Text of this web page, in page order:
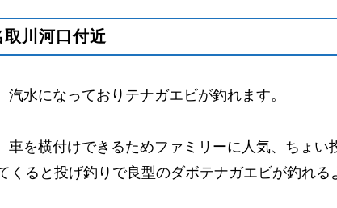
河口付近
水になっておりテナガエビが釣れます。
車を横付けできるためファミリーに人気、ちょい
くると投げ釣りで良型のダボテナガエビが釣れる